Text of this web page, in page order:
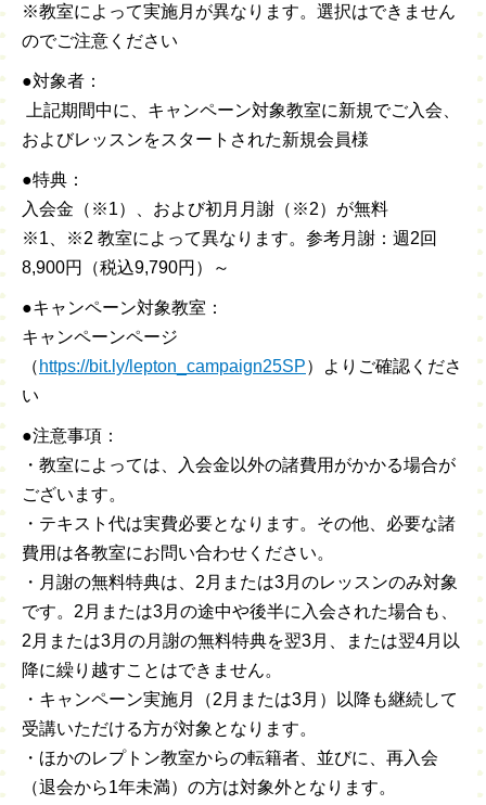
※教室によって実施月が異なります。選択はできません
のでご注意ください
●対象者：
上記期間中に、キャンペーン対象教室に新規でご入会、
およびレッスンをスタートされた新規会員様
●特典：
入会金（※1）、および初月月謝（※2）が無料
※1、※2 教室によって異なります。参考月謝：週2回
8,900円（税込9,790円）～
●キャンペーン対象教室：
キャンペーンページ
（ https://bit.ly/lepton_campaign25SP）よりご確認くださ
い
●注意事項：
・教室によっては、入会金以外の諸費用がかかる場合が
ございます。
・テキスト代は実費必要となります。その他、必要な諸
費用は各教室にお問い合わせください。
・月謝の無料特典は、2月または3月のレッスンのみ対象
です。2月または3月の途中や後半に入会された場合も、
2月または3月の月謝の無料特典を翌3月、または翌4月以
降に繰り越すことはできません。
・キャンペーン実施月（2月または3月）以降も継続して
受講いただける方が対象となります。
・ほかのレプトン教室からの転籍者、並びに、再入会
（退会から1年未満）の方は対象外となります。